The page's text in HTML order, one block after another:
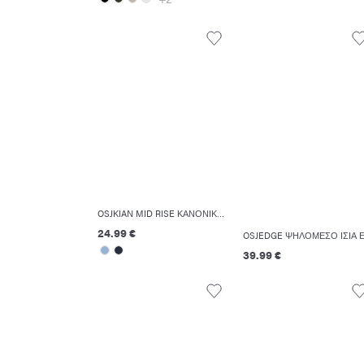
OSJKIAN MID RISE ΚΑΝΟΝΙΚΉ ΕΦΑΡΜΟΓΉ ΣΟΡΤΣΆΚΙ
24.99 €
39.99 €